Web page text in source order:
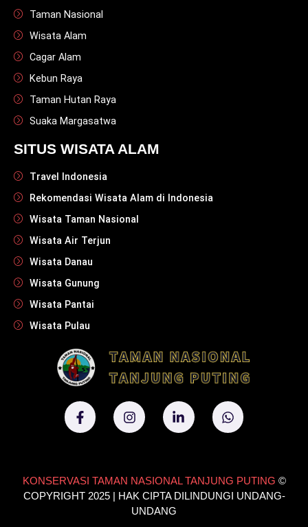
Taman Nasional
Wisata Alam
Cagar Alam
Kebun Raya
Taman Hutan Raya
Suaka Margasatwa
SITUS WISATA ALAM
Travel Indonesia
Rekomendasi Wisata Alam di Indonesia
Wisata Taman Nasional
Wisata Air Terjun
Wisata Danau
Wisata Gunung
Wisata Pantai
Wisata Pulau
KONSERVASI TAMAN NASIONAL TANJUNG PUTING ©
COPYRIGHT 2025 | HAK CIPTA DILINDUNGI UNDANG-
UNDANG